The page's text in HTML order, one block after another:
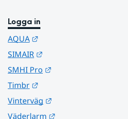
Logga in
AQUA
SIMAIR
SMHI Pro
Timbr
Vinterväg
Väderlarm